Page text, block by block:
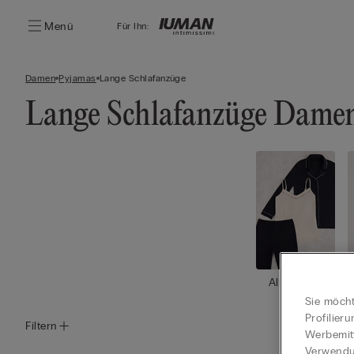
Menü Für Ihn:
Damen Pyjamas Lange Schlafanzüge
Lange Schlafanzüge
Alle Anse
Filtern
Sie